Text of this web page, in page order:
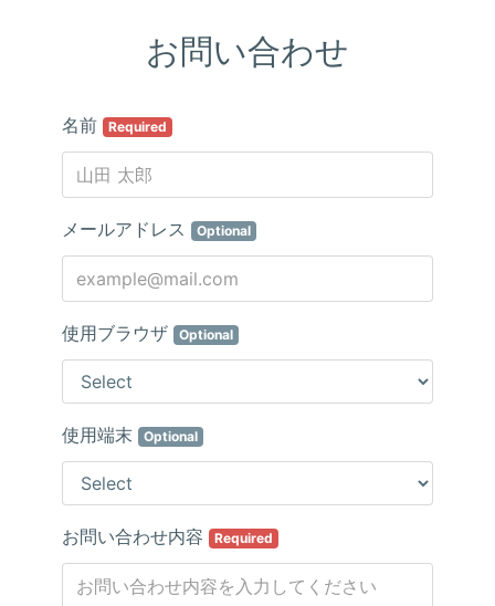
お問い合わせ
名前 Required
メールアドレス Optional
使用ブラウザ Optional
使用端末 Optional
お問い合わせ内容 Required